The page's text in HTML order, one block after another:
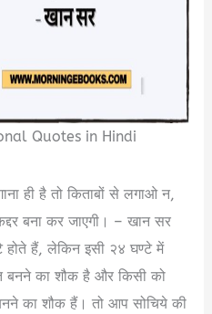
Quotes in Hindi
ही है तो किताबों से लगाओ न,
बना कर जाएगी। – खान सर
हैं, लेकिन इसी २४ घण्टे में
बनने का शौक है और किसी को
का शौक हैं। तो आप सोचिये की